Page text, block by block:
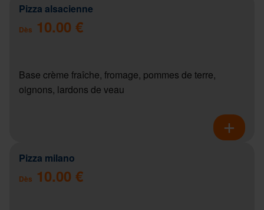
Pizza alsacienne
Dès 10.00 €
Base crème fraîche, fromage, pommes de terre,
oignons, lardons de veau
Pizza milano
Dès 10.00 €